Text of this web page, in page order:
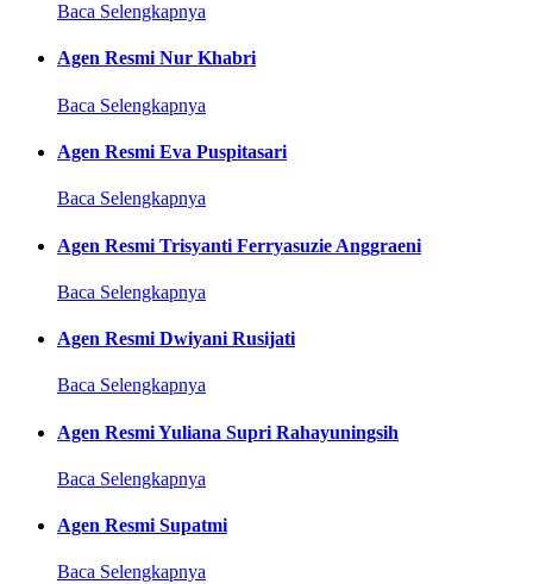
Baca Selengkapnya
Agen Resmi Nur Khabri
Baca Selengkapnya
Agen Resmi Eva Puspitasari
Baca Selengkapnya
Agen Resmi Trisyanti Ferryasuzie Anggraeni
Baca Selengkapnya
Agen Resmi Dwiyani Rusijati
Baca Selengkapnya
Agen Resmi Yuliana Supri Rahayuningsih
Baca Selengkapnya
Agen Resmi Supatmi
Baca Selengkapnya